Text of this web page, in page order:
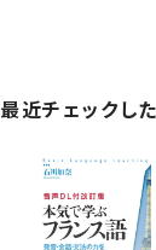
最近チェックし